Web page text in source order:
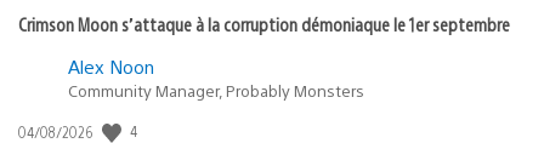
Crimson Moon s’attaque à la corruption démoniaque le 1er septembre
Alex Noon
Community Manager, Probably Monsters
Date
04/08/2026 4